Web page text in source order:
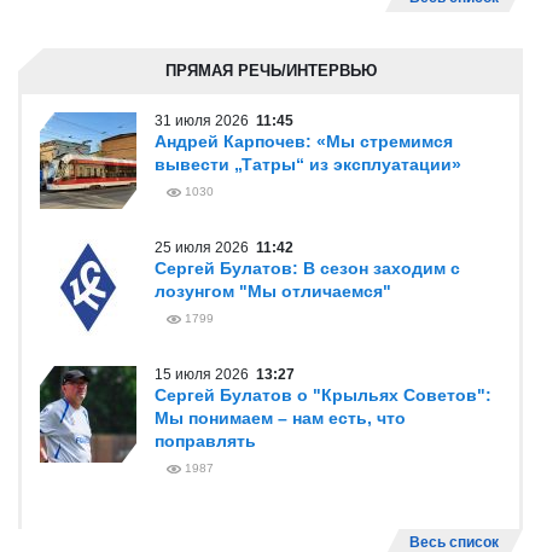
ПРЯМАЯ РЕЧЬ/ИНТЕРВЬЮ
31 июля 2026 11:45
Андрей Карпочев: «Мы стремимся
вывести „Татры“ из эксплуатации»
1030
25 июля 2026 11:42
Сергей Булатов: В сезон заходим с
лозунгом "Мы отличаемся"
1799
15 июля 2026 13:27
Сергей Булатов о "Крыльях Советов":
Мы понимаем – нам есть, что
поправлять
1987
Весь список